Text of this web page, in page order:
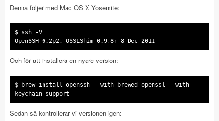
Denna följer med Mac OS X Yosemite:
$ ssh -V
OpenSSH_6.2p2, OSSLShim 0.9.8r 8 Dec 2011
Och för att installera en nyare version:
$ brew install openssh --with-brewed-openssl --with-
keychain-support
Sedan så kontrollerar vi versionen igen: